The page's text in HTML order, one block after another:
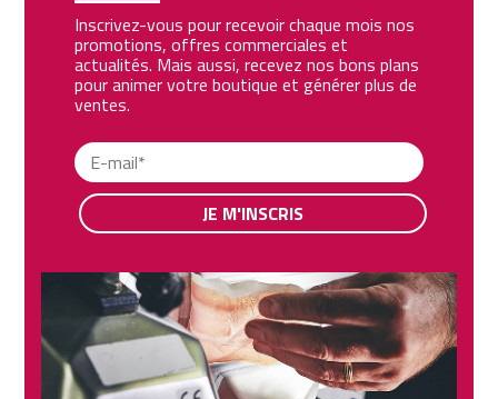
Inscrivez-vous pour recevoir chaque mois nos
promotions, offres commerciales et
actualités. Mais aussi, recevez nos bons plans
pour animer votre boutique et générer plus de
ventes.
JE M'INSCRIS